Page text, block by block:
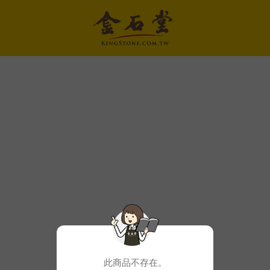
此商品不存在。